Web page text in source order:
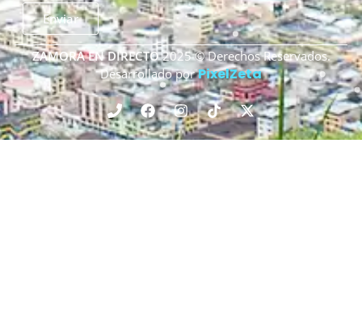
Enviar
ZAMORA EN DIRECTO2025 © Derechos Reservados.
Desarrollado porPixelZeta